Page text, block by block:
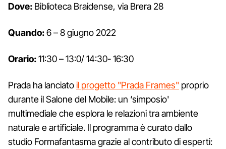
Dove: Biblioteca Braidense, via Brera 28
Quando:6 – 8 giugno 2022
Orario:11:30 – 13:0/ 14:30- 16:30
Prada ha lanciatoil progetto "Prada Frames" proprio
durante il Salone del Mobile: un ‘simposio'
multimediale che esplora le relazioni tra ambiente
naturale e artificiale. Il programma è curato dallo
studio Formafantasma grazie al contributo di esperti: